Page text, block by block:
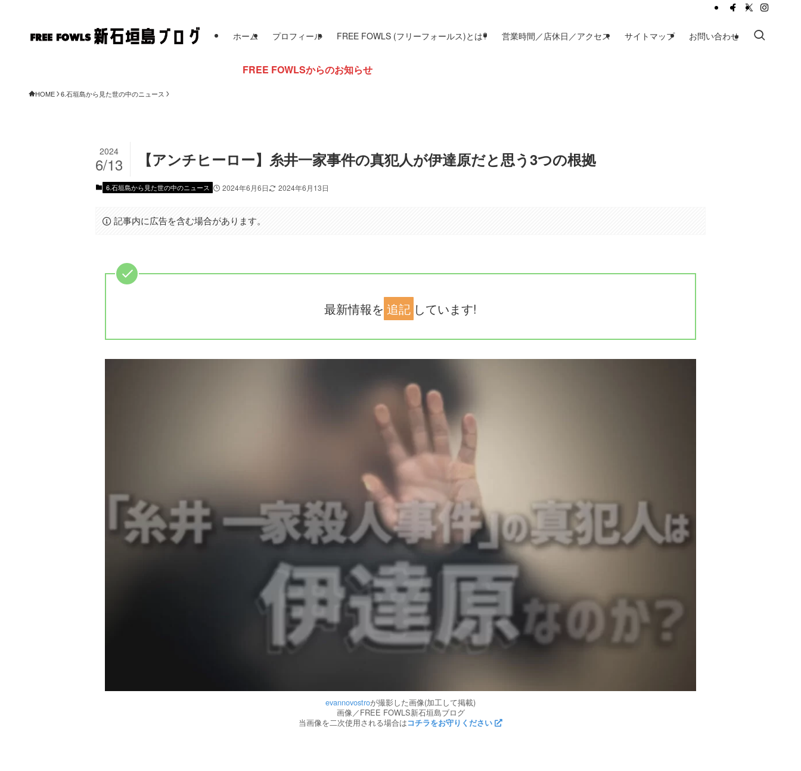
ホーム プロフィール FREE FOWLS (フリーフォールス)とは? 営業時間／店休日／アクセス サイトマップ お問い合わせ
FREE FOWLSからのお知らせ
HOME 6.石垣島から見た世の中のニュース
【アンチヒーロー】糸井一家事件の真犯人が伊達原だと思う3つの根拠
2024
6/13
6.石垣島から見た世の中のニュース 2024年6月6日 2024年6月13日
記事内に広告を含む場合があります。
最新情報を 追記 しています!
evannovostroが撮影した画像(加工して掲載)
画像／FREE FOWLS新石垣島ブログ
当画像を二次使用される場合はコチラをお守りください